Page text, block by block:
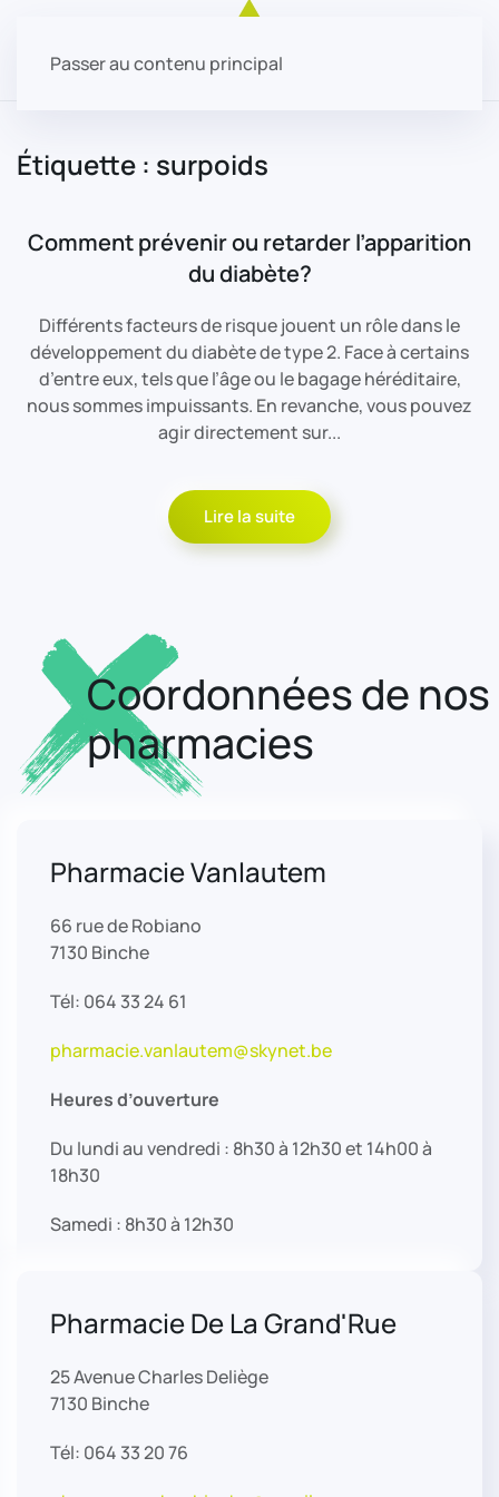
Passer au contenu principal
Étiquette : surpoids
Comment prévenir ou retarder l’apparition
du diabète?
Différents facteurs de risque jouent un rôle dans le
développement du diabète de type 2. Face à certains
d’entre eux, tels que l’âge ou le bagage héréditaire,
nous sommes impuissants. En revanche, vous pouvez
agir directement sur...
Lire la suite
Coordonnées de nos
pharmacies
Pharmacie Vanlautem
66 rue de Robiano
7130 Binche
Tél: 064 33 24 61
pharmacie.vanlautem@skynet.be
Heures d’ouverture
Du lundi au vendredi : 8h30 à 12h30 et 14h00 à
18h30
Samedi : 8h30 à 12h30
Pharmacie De La Grand'Rue
25 Avenue Charles Deliège
7130 Binche
Tél: 064 33 20 76